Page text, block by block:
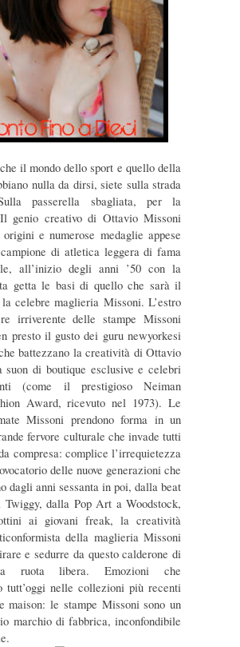
il mondo dello sport e quello della
nulla da dirsi, siete sulla strada
passerella sbagliata, per la
genio creativo di Ottavio Missoni
e numerose medaglie appese
di atletica leggera di fama
all’inizio degli anni ’50 con la
getta le basi di quello che sarà il
celebre maglieria Missoni. L’estro
irriverente delle stampe Missoni
presto il gusto dei guru newyorkesi
battezzano la creatività di Ottavio
suon di boutique esclusive e celebri
(come il prestigioso Neiman
Award, ricevuto nel 1973). Le
Missoni prendono forma in un
fervore culturale che invade tutti
compresa: complice l’irrequietezza
delle nuove generazioni che
dagli anni sessanta in poi, dalla beat
Twiggy, dalla Pop Art a Woodstock,
ai giovani freak, la creatività
della maglieria Missoni
e sedurre da questo calderone di
ruota libera. Emozioni che
tutt’oggi nelle collezioni più recenti
maison: le stampe Missoni sono un
marchio di fabbrica, inconfondibile